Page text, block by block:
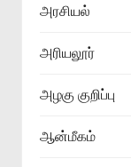
அரசியல்
அரியலூர்
அழகு குறிப்பு
ஆன்மீகம்